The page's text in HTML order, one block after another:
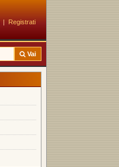
| Registrati
Vai